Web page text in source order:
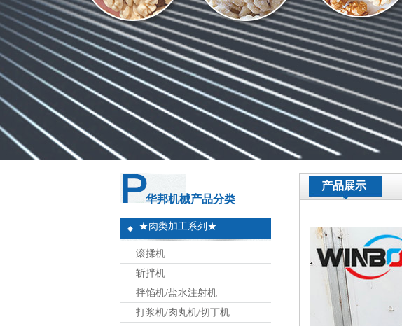
华邦机械产品分类
★肉类加工系列★
滚揉机
斩拌机
拌馅机/盐水注射机
打浆机/肉丸机/切丁机
产品展示